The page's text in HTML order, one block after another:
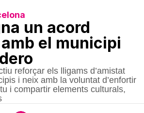
un acord
el municipi
reforçar els lligams d’amistat
i neix amb la voluntat d’enfortir
i compartir elements culturals,